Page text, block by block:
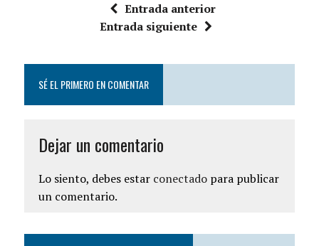
Entrada anterior
Entrada siguiente
SÉ EL PRIMERO EN COMENTAR
Dejar un comentario
Lo siento, debes estar conectadopara publicar
un comentario.